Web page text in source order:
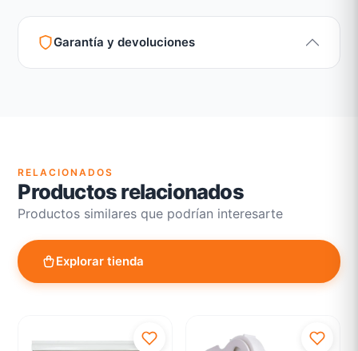
Garantía y devoluciones
RELACIONADOS
Productos relacionados
Productos similares que podrían interesarte
Explorar tienda